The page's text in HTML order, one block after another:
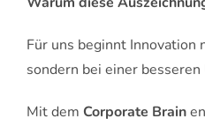
Für uns beginnt Innovation
sondern bei einer
Mit dem Corporate Brain